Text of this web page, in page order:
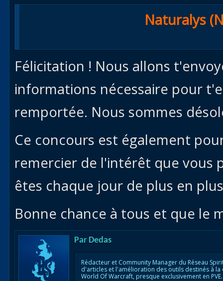
Naturalys
Félicitation ! Nous allons
informations nécessaire pour
remportée. Nous sommes
Ce concours est également
remercier de l'intérêt que vous
êtes chaque jour de plus en
Bonne chance à tous et que le
Par Dedas
Rédacteur et Community Manager du Réseau
d'articles et l'amélioration des outils destinés à
World Of Warcraft, presque exclusivement en PVE.